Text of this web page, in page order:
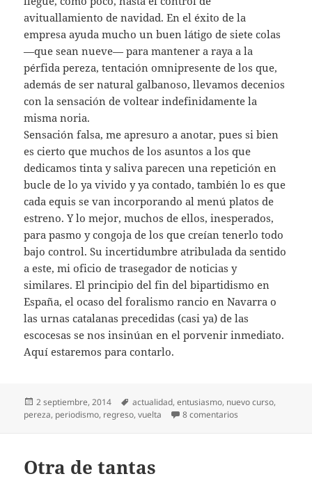
avituallamiento de navidad. En el éxito de la
empresa ayuda mucho un buen látigo de siete colas
—que sean nueve— para mantener a raya a la
pérfida pereza, tentación omnipresente de los que,
además de ser natural galbanoso, llevamos decenios
con la sensación de voltear indefinidamente la
misma noria.
Sensación falsa, me apresuro a anotar, pues si bien
es cierto que muchos de los asuntos a los que
dedicamos tinta y saliva parecen una repetición en
bucle de lo ya vivido y ya contado, también lo es que
cada equis se van incorporando al menú platos de
estreno. Y lo mejor, muchos de ellos, inesperados,
para pasmo y congoja de los que creían tenerlo todo
bajo control. Su incertidumbre atribulada da sentido
a este, mi oficio de trasegador de noticias y
similares. El principio del fin del bipartidismo en
España, el ocaso del foralismo rancio en Navarra o
las urnas catalanas precedidas (casi ya) de las
escocesas se nos insinúan en el porvenir inmediato.
Aquí estaremos para contarlo.
Publicado
el
2 septiembre, 2014 Etiquetas
actualidad,entusiasmo, nuevo curso,
pereza, periodismo, regreso,vuelta 8 comentarios
Otra de tantas